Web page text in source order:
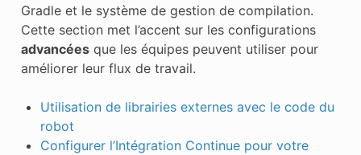
Gradle et le système de gestion de compilation.
Cette section met l’accent sur les configurations
advancéesque les équipes peuvent utiliser pour
améliorer leur flux de travail.
Utilisation de librairies externes avec le code du
robot
Configurer l’Intégration Continue pour votre